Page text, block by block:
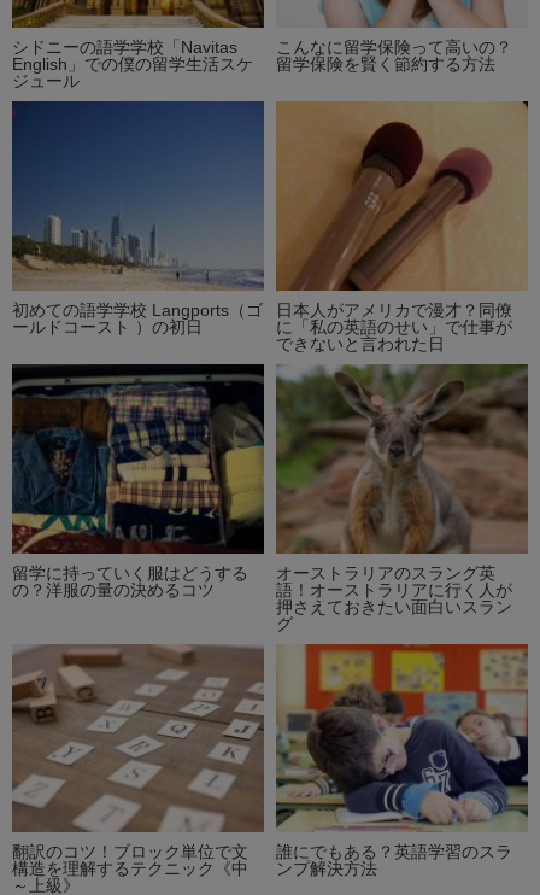
シドニーの語学学校「Navitas
English」での僕の留学生活スケ
ジュール
こんなに留学保険って高いの？
留学保険を賢く節約する方法
初めての語学学校 Langports（ゴ
ールドコースト ）の初日
日本人がアメリカで漫才？同僚
に「私の英語のせい」で仕事が
できないと言われた日
留学に持っていく服はどうする
の？洋服の量の決めるコツ
オーストラリアのスラング英
語！オーストラリアに行く人が
押さえておきたい面白いスラン
グ
翻訳のコツ！ブロック単位で文
構造を理解するテクニック《中
～上級》
誰にでもある？英語学習のスラ
ンプ解決方法